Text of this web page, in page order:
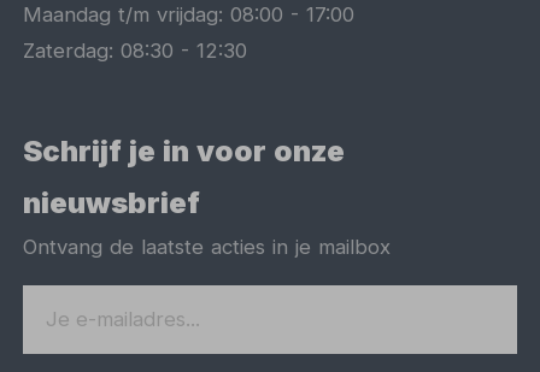
Maandag t/m vrijdag:08:00 -17:00
Zaterdag:08:30 -12:30
Schrijf je in voor onze
nieuwsbrief
Ontvang de laatste acties in je mailbox